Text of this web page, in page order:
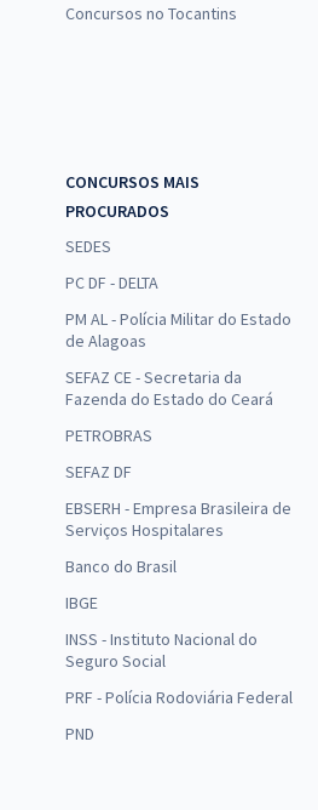
Concursos no Tocantins
CONCURSOS MAIS
PROCURADOS
SEDES
PC DF - DELTA
PM AL - Polícia Militar do Estado
de Alagoas
SEFAZ CE - Secretaria da
Fazenda do Estado do Ceará
PETROBRAS
SEFAZ DF
EBSERH - Empresa Brasileira de
Serviços Hospitalares
Banco do Brasil
IBGE
INSS - Instituto Nacional do
Seguro Social
PRF - Polícia Rodoviária Federal
PND